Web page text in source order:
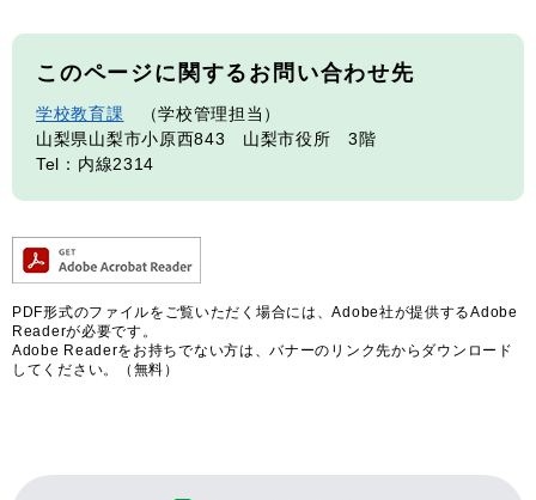
このページに関するお問い合わせ先
学校教育課
学校管理担当
山梨県山梨市小原西843 山梨市役所 3階
Tel：内線2314
PDF形式のファイルをご覧いただく場合には、Adobe社が提供するAdobe
Readerが必要です。
Adobe Readerをお持ちでない方は、バナーのリンク先からダウンロード
してください。（無料）